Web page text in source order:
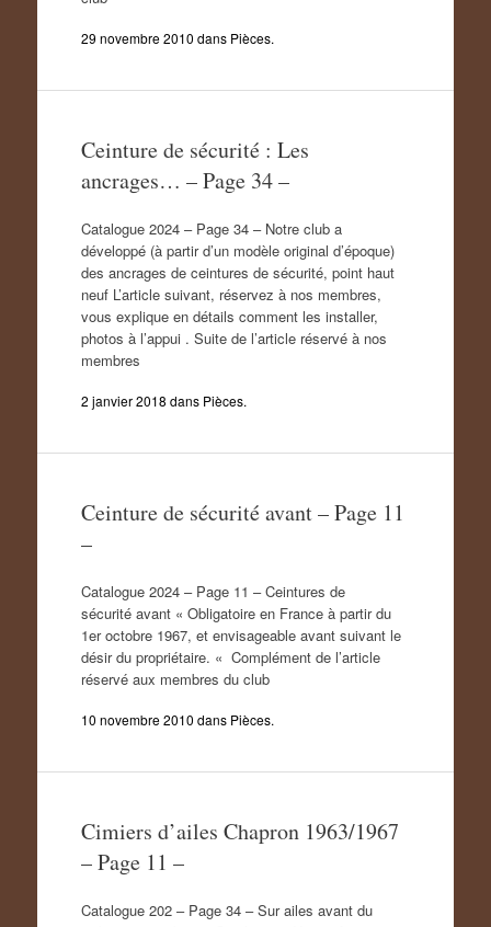
29 novembre 2010 dans Pièces.
Ceinture de sécurité : Les
ancrages… – Page 34 –
Catalogue 2024 – Page 34 – Notre club a
développé (à partir d’un modèle original d’époque)
des ancrages de ceintures de sécurité, point haut
neuf L’article suivant, réservez à nos membres,
vous explique en détails comment les installer,
photos à l’appui . Suite de l’article réservé à nos
membres
2 janvier 2018 dans Pièces.
Ceinture de sécurité avant – Page 11
–
Catalogue 2024 – Page 11 – Ceintures de
sécurité avant « Obligatoire en France à partir du
1er octobre 1967, et envisageable avant suivant le
désir du propriétaire. « Complément de l’article
réservé aux membres du club
10 novembre 2010 dans Pièces.
Cimiers d’ailes Chapron 1963/1967
– Page 11 –
Catalogue 202 – Page 34 – Sur ailes avant du